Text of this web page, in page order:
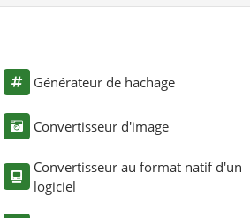
Générateur de hachage
Convertisseur d'image
Convertisseur au format natif d'un
logiciel